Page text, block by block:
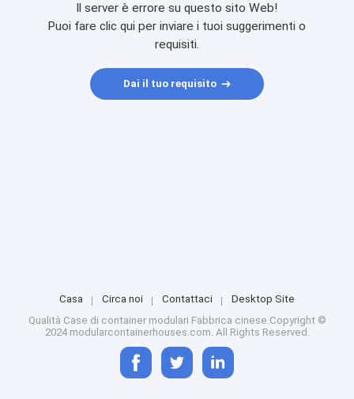
Il server è errore su questo sito Web!
Puoi fare clic qui per inviare i tuoi suggerimenti o
requisiti.
Dai il tuo requisito
Casa Circa noi Contattaci
Desktop Site
Qualità Case di container modulari Fabbrica cinese.Copyright ©
2024 modularcontainerhouses.com. All Rights Reserved.